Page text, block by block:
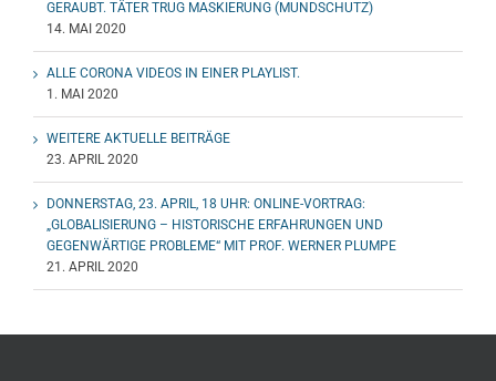
GERAUBT. TÄTER TRUG MASKIERUNG (MUNDSCHUTZ)
14. MAI 2020
ALLE CORONA VIDEOS IN EINER PLAYLIST.
1. MAI 2020
WEITERE AKTUELLE BEITRÄGE
23. APRIL 2020
DONNERSTAG, 23. APRIL, 18 UHR: ONLINE-VORTRAG:
„GLOBALISIERUNG – HISTORISCHE ERFAHRUNGEN UND
GEGENWÄRTIGE PROBLEME“ MIT PROF. WERNER PLUMPE
21. APRIL 2020